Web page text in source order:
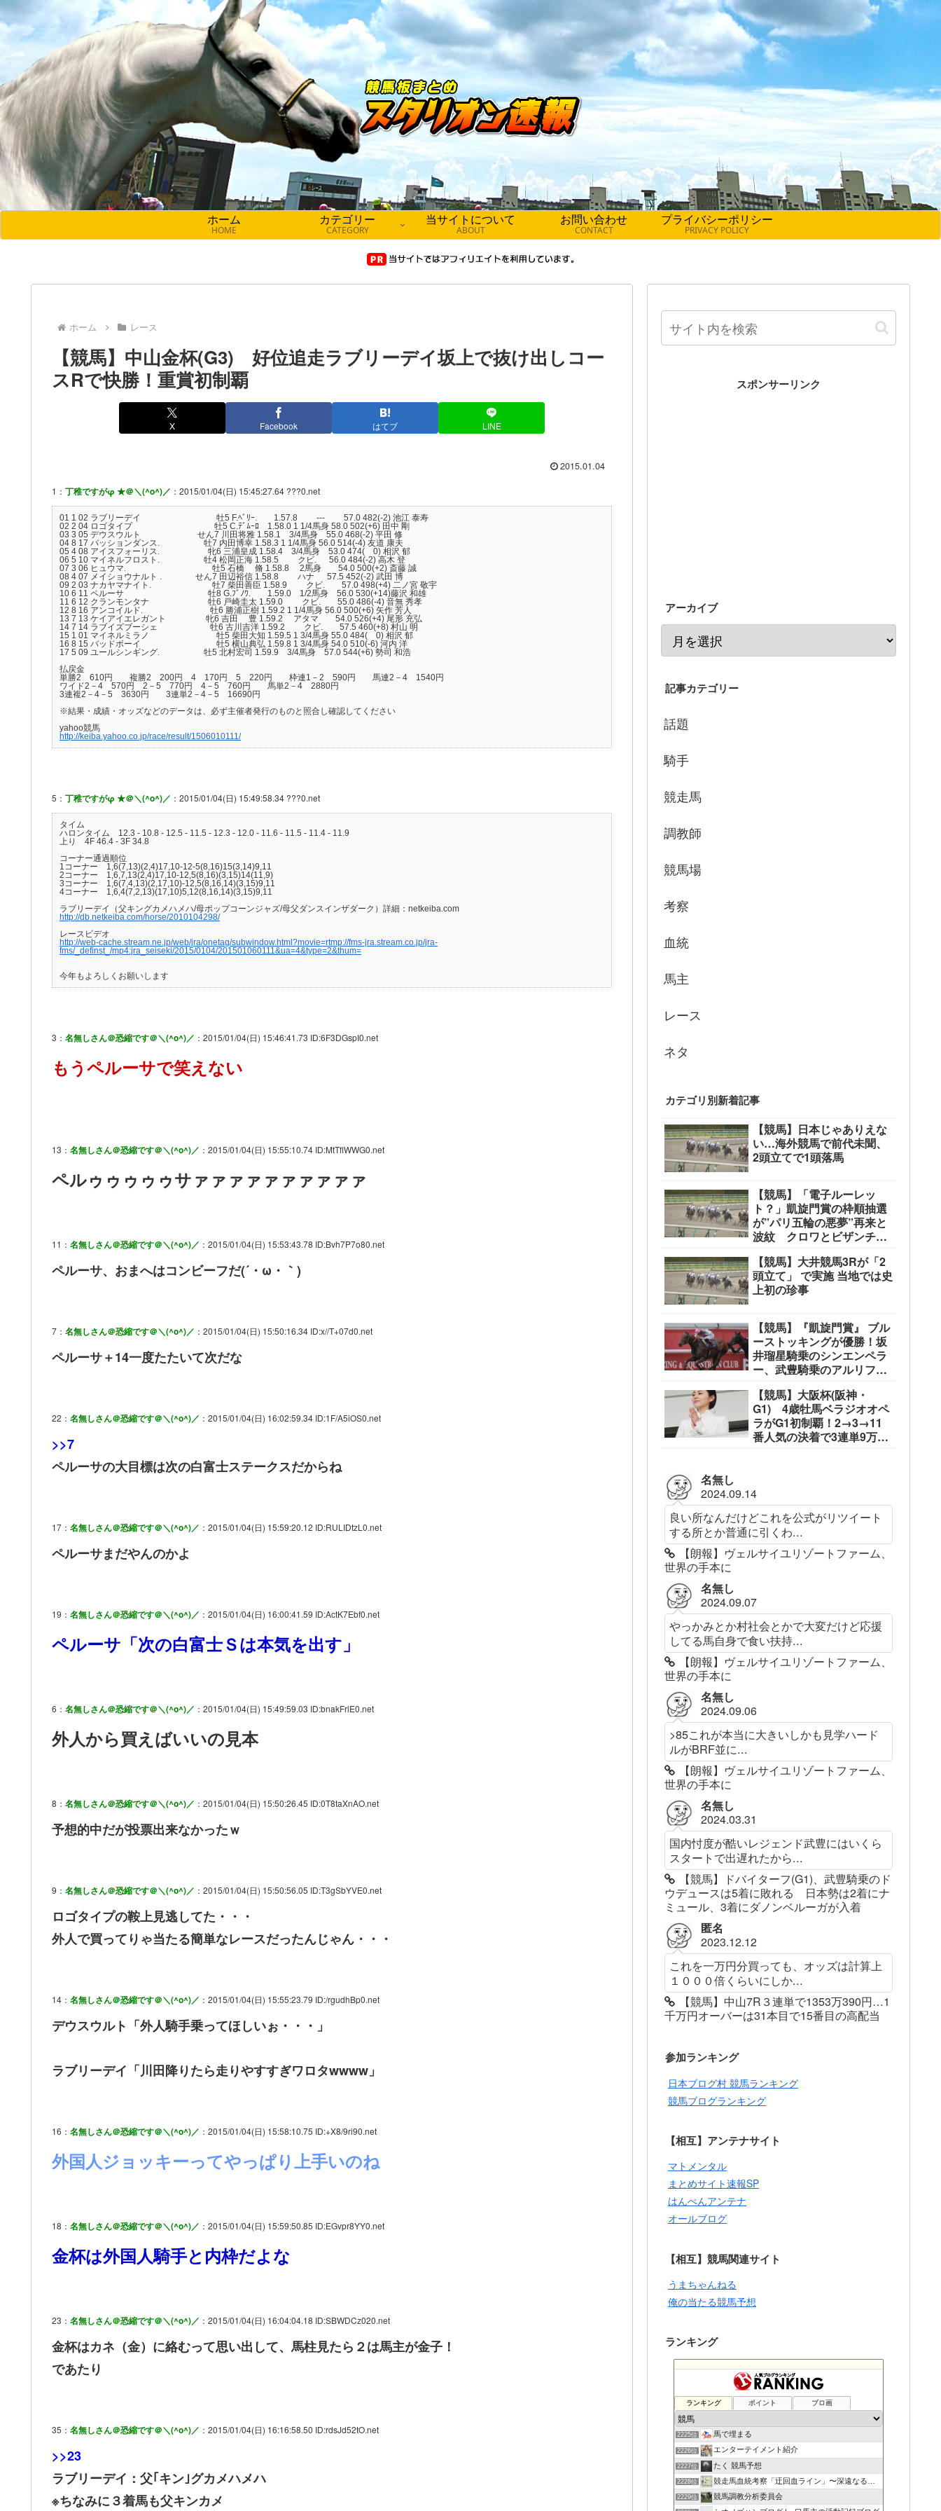
ホーム
HOME
カテゴリー
CATEGORY
当サイトについて
ABOUT
お問い合わせ
CONTACT
プライバシーポリシー
PRIVACY POLICY
ホーム レース
【競馬】中山金杯(G3) 好位追走ラブリーデイ坂上で抜け出しコー
スRで快勝！重賞初制覇
X Facebook はてブ LINE
2015.01.04
1： 丁稚ですがφ ★＠＼(^o^)／ ：2015/01/04(日) 15:45:27.64 ???0.net
01 1 02 ラブリーデイ 牡5 F.ﾍﾞﾘｰ. 1.57.8 --- 57.0 482(-2) 池江 泰寿
02 2 04 ロゴタイプ 牡5 C.ﾃﾞﾑｰﾛ 1.58.0 1 1/4馬身 58.0 502(+6) 田中 剛
03 3 05 デウスウルト せん7 川田将雅 1.58.1 3/4馬身 55.0 468(-2) 平田 修
04 8 17 パッションダンス. 牡7 内田博幸 1.58.3 1 1/4馬身 56.0 514(-4) 友道 康夫
05 4 08 アイスフォーリス. 牝6 三浦皇成 1.58.4 3/4馬身 53.0 474( 0) 相沢 郁
06 5 10 マイネルフロスト. 牡4 松岡正海 1.58.5 クビ. 56.0 484(-2) 高木 登
07 3 06 ヒュウマ. 牡5 石橋 脩 1.58.8 2馬身 54.0 500(+2) 斎藤 誠
08 4 07 メイショウナルト . せん7 田辺裕信 1.58.8 ハナ 57.5 452(-2) 武田 博
09 2 03 ナカヤマナイト. 牡7 柴田善臣 1.58.9 クビ. 57.0 498(+4) 二ノ宮 敬宇
10 6 11 ペルーサ 牡8 G.ﾌﾞﾉﾜ. 1.59.0 1/2馬身 56.0 530(+14)藤沢 和雄
11 6 12 クランモンタナ 牡6 戸崎圭太 1.59.0 クビ. 55.0 486(-4) 音無 秀孝
12 8 16 アンコイルド. 牡6 勝浦正樹 1.59.2 1 1/4馬身 56.0 500(+6) 矢作 芳人
13 7 13 ケイアイエレガント 牝6 吉田 豊 1.59.2 アタマ 54.0 526(+4) 尾形 充弘
14 7 14 ラブイズブーシェ 牡6 古川吉洋 1.59.2 クビ. 57.5 460(+8) 村山 明
15 1 01 マイネルミラノ 牡5 柴田大知 1.59.5 1 3/4馬身 55.0 484( 0) 相沢 郁
16 8 15 バッドボーイ 牡5 横山典弘 1.59.8 1 3/4馬身 54.0 510(-6) 河内 洋
17 5 09 ユールシンギング. 牡5 北村宏司 1.59.9 3/4馬身 57.0 544(+6) 勢司 和浩
払戻金
単勝2 610円 複勝2 200円 4 170円 5 220円 枠連1－2 590円 馬連2－4 1540円
ワイド2－4 570円 2－5 770円 4－5 760円 馬単2－4 2880円
3連複2－4－5 3630円 3連単2－4－5 16690円
※結果・成績・オッズなどのデータは、必ず主催者発行のものと照合し確認してください
yahoo競馬
http://keiba.yahoo.co.jp/race/result/1506010111/
5： 丁稚ですがφ ★＠＼(^o^)／ ：2015/01/04(日) 15:49:58.34 ???0.net
タイム
ハロンタイム 12.3 - 10.8 - 12.5 - 11.5 - 12.3 - 12.0 - 11.6 - 11.5 - 11.4 - 11.9
上り 4F 46.4 - 3F 34.8
コーナー通過順位
1コーナー 1,6(7,13)(2,4)17,10-12-5(8,16)15(3,14)9,11
2コーナー 1,6,7,13(2,4)17,10-12,5(8,16)(3,15)14(11,9)
3コーナー 1,6(7,4,13)(2,17,10)-12,5(8,16,14)(3,15)9,11
4コーナー 1,6,4(7,2,13)(17,10)5,12(8,16,14)(3,15)9,11
ラブリーデイ（父キングカメハメハ/母ポップコーンジャズ/母父ダンスインザダーク）詳細：netkeiba.com
http://db.netkeiba.com/horse/2010104298/
レースビデオ
http://web-cache.stream.ne.jp/web/jra/onetag/subwindow.html?movie=rtmp://fms-jra.stream.co.jp/jra-
fms/_definst_/mp4:jra_seiseki/2015/0104/201501060111&ua=4&type=2&thum=
今年もよろしくお願いします
3： 名無しさん＠恐縮です＠＼(^o^)／ ：2015/01/04(日) 15:46:41.73 ID:6F3DGspI0.net
もうペルーサで笑えない
13： 名無しさん＠恐縮です＠＼(^o^)／ ：2015/01/04(日) 15:55:10.74 ID:MtTflWWG0.net
ペルゥゥゥゥゥサァァァァァァァァァァ
11： 名無しさん＠恐縮です＠＼(^o^)／ ：2015/01/04(日) 15:53:43.78 ID:Bvh7P7o80.net
ペルーサ、おまへはコンビーフだ(´・ω・｀)
7： 名無しさん＠恐縮です＠＼(^o^)／ ：2015/01/04(日) 15:50:16.34 ID:x//T+07d0.net
ペルーサ＋14一度たたいて次だな
22： 名無しさん＠恐縮です＠＼(^o^)／ ：2015/01/04(日) 16:02:59.34 ID:1F/A5iOS0.net
>>7
ペルーサの大目標は次の白富士ステークスだからね
17： 名無しさん＠恐縮です＠＼(^o^)／ ：2015/01/04(日) 15:59:20.12 ID:RULIDtzL0.net
ペルーサまだやんのかよ
19： 名無しさん＠恐縮です＠＼(^o^)／ ：2015/01/04(日) 16:00:41.59 ID:ActK7Ebf0.net
ペルーサ「次の白富士Ｓは本気を出す」
6： 名無しさん＠恐縮です＠＼(^o^)／ ：2015/01/04(日) 15:49:59.03 ID:bnakFrlE0.net
外人から買えばいいの見本
8： 名無しさん＠恐縮です＠＼(^o^)／ ：2015/01/04(日) 15:50:26.45 ID:0T8taXnAO.net
予想的中だが投票出来なかったｗ
9： 名無しさん＠恐縮です＠＼(^o^)／ ：2015/01/04(日) 15:50:56.05 ID:T3gSbYVE0.net
ロゴタイプの鞍上見逃してた・・・
外人で買ってりゃ当たる簡単なレースだったんじゃん・・・
14： 名無しさん＠恐縮です＠＼(^o^)／ ：2015/01/04(日) 15:55:23.79 ID:/rgudhBp0.net
デウスウルト「外人騎手乗ってほしいぉ・・・」
ラブリーデイ「川田降りたら走りやすすぎワロタwwww」
16： 名無しさん＠恐縮です＠＼(^o^)／ ：2015/01/04(日) 15:58:10.75 ID:+X8/9ri90.net
外国人ジョッキーってやっぱり上手いのね
18： 名無しさん＠恐縮です＠＼(^o^)／ ：2015/01/04(日) 15:59:50.85 ID:EGvpr8YY0.net
金杯は外国人騎手と内枠だよな
23： 名無しさん＠恐縮です＠＼(^o^)／ ：2015/01/04(日) 16:04:04.18 ID:SBWDCz020.net
金杯はカネ（金）に絡むって思い出して、馬柱見たら２は馬主が金子！
であたり
35： 名無しさん＠恐縮です＠＼(^o^)／ ：2015/01/04(日) 16:16:58.50 ID:rdsJd52tO.net
>>23
ラブリーデイ：父｢キン｣グカメハメハ
※ちなみに３着馬も父キンカメ
スポンサーリンク
アーカイブ
記事カテゴリー
話題
騎手
競走馬
調教師
競馬場
考察
血統
馬主
レース
ネタ
カテゴリ別新着記事
【競馬】日本じゃありえな
い…海外競馬で前代未聞、
2頭立てで1頭落馬
【競馬】「電子ルーレッ
ト？」凱旋門賞の枠順抽選
が”パリ五輪の悪夢”再来と
波紋 クロワとビザンチン
【競馬】大井競馬3Rが「2
頭立て」 で実施 当地では史
上初の珍事
【競馬】『凱旋門賞』 ブル
ーストッキングが優勝！坂
井瑠星騎乗のシンエンペラ
ー、武豊騎乗のアルリファ
【競馬】大阪杯(阪神・
G1) 4歳牡馬ベラジオオペ
ラがG1初制覇！2→3→11
番人気の決着で3連単9万
名無し
2024.09.14
良い所なんだけどこれを公式がリツイート
する所とか普通に引くわ...
【朗報】ヴェルサイユリゾートファーム、
世界の手本に
名無し
2024.09.07
やっかみとか村社会とかで大変だけど応援
してる馬自身で食い扶持...
【朗報】ヴェルサイユリゾートファーム、
世界の手本に
名無し
2024.09.06
>85これが本当に大きいしかも見学ハード
ルがBRF並に...
【朗報】ヴェルサイユリゾートファーム、
世界の手本に
名無し
2024.03.31
国内忖度が酷いレジェンド武豊にはいくら
スタートで出遅れたから...
【競馬】ドバイターフ(G1)、武豊騎乗のド
ウデュースは5着に敗れる 日本勢は2着にナ
ミュール、3着にダノンベルーガが入着
匿名
2023.12.12
これを一万円分買っても、オッズは計算上
１０００倍くらいにしか...
【競馬】中山7R３連単で1353万390円…1
千万円オーバーは31本目で15番目の高配当
参加ランキング
日本ブログ村 競馬ランキング
競馬ブログランキング
【相互】アンテナサイト
マトメンタル
まとめサイト速報SP
はんぺんアンテナ
オールブログ
【相互】競馬関連サイト
うまちゃんねる
俺の当たる競馬予想
ランキング
ランキング ポイント ブロ画
2225位 馬で埋まる
2226位 エンターテイメント紹介
2227位 たく 競馬予想
2228位 競走馬血統考察「迂回血ライン」〜深遠なる血の連鎖〜
2229位 競馬調教分析委員会